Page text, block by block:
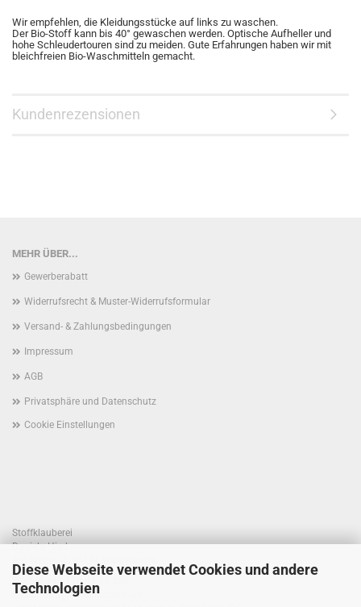
Diese Webseite verwendet Cookies und andere
Technologien
Wir empfehlen, die Kleidungsstücke auf links zu waschen.
Der Bio-Stoff kann bis 40° gewaschen werden. Optische Aufheller und
hohe Schleudertouren sind zu meiden. Gute Erfahrungen haben wir mit
bleichfreien Bio-Waschmitteln gemacht.
Kundenrezensionen
MEHR ÜBER...
Gewerberabatt
Widerrufsrecht & Muster-Widerrufsformular
Versand- & Zahlungsbedingungen
Impressum
AGB
Privatsphäre und Datenschutz
Cookie Einstellungen
Stoffklauberei
Daniela Hierl
Telefon +49 170 41 55 820
E-Mail: info@stoffklauberei.de